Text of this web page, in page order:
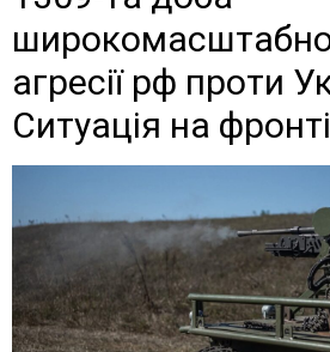
агресії рф проти
Ситуація на фронті